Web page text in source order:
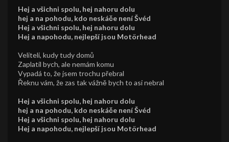
Hej a všichni spolu, hej nahoru dolu
hej a na pohodu, kdo neskáče není Švéd
Hej a všichni spolu, hej nahoru dolu
Hej a napohodu, nejlepší jsou Motörhead
Veliteli, kudy tudy domů
Zaplatil bych, ale nemám komu
Vypadá to, že jsem trochu přebral
Řeknu vám, že zas tak vážně bych to asi nebral
Hej a všichni spolu, hej nahoru dolu
hej a na pohodu, kdo neskáče není Švéd
Hej a všichni spolu, hej nahoru dolu
Hej a napohodu, nejlepší jsou Motörhead